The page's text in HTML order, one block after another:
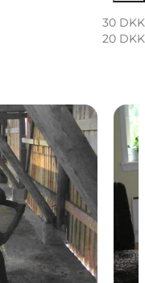
30 DKK
20 DKK